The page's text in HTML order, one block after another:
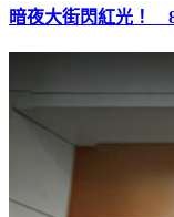
暗夜大街閃紅光！